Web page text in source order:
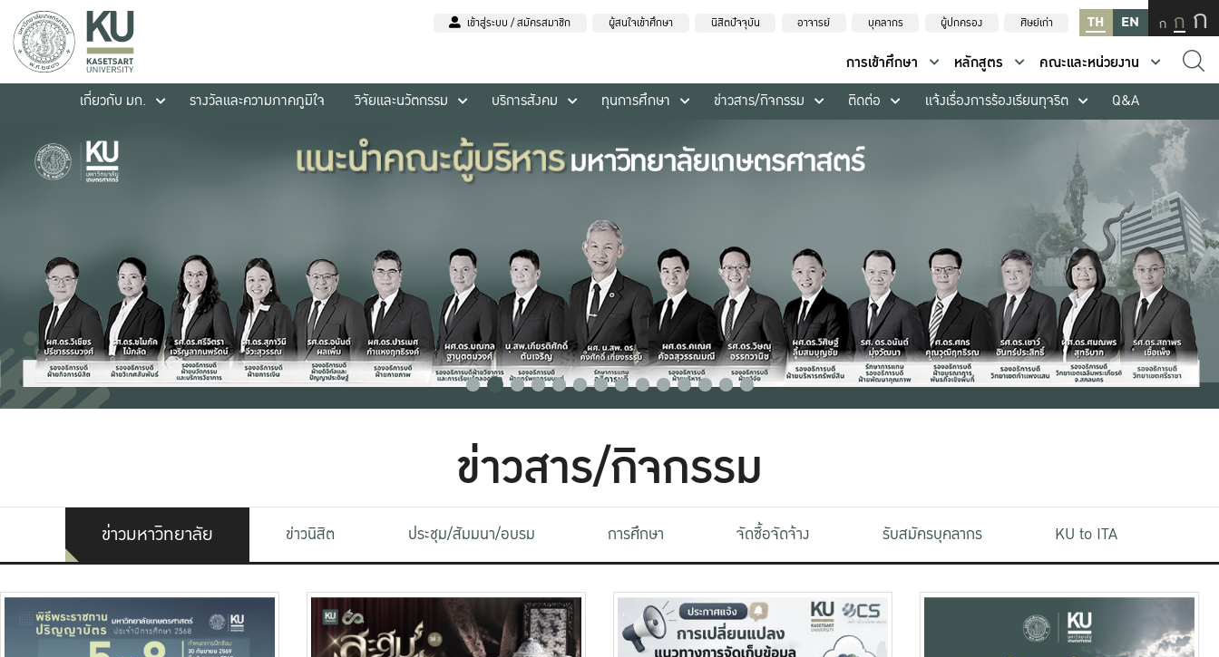
เข้าสู่ระบบ / สมัครสมาชิก ผู้สนใจเข้าศึกษา นิสิตปัจจุบัน อาจารย์ บุคลากร ผู้ปกครอง ศิษย์เก่า TH EN ก ก ก
การเข้าศึกษา หลักสูตร
คณะและหน่วยงาน
เกี่ยวกับ มก.
รางวัลและความภาคภูมิใจ วิจัยและนวัตกรรม บริการสังคม ทุนการศึกษา ข่าวสาร/กิจกรรม ติดต่อ แจ้งเรื่องการร้องเรียนทุจริต Q&A
ข่าวสาร/กิจกรรม
ข่าวมหาวิทยาลัย ข่าวนิสิต ประชุม/สัมมนา/อบรม การศึกษา จัดซื้อจัดจ้าง รับสมัครบุคลากร KU to ITA